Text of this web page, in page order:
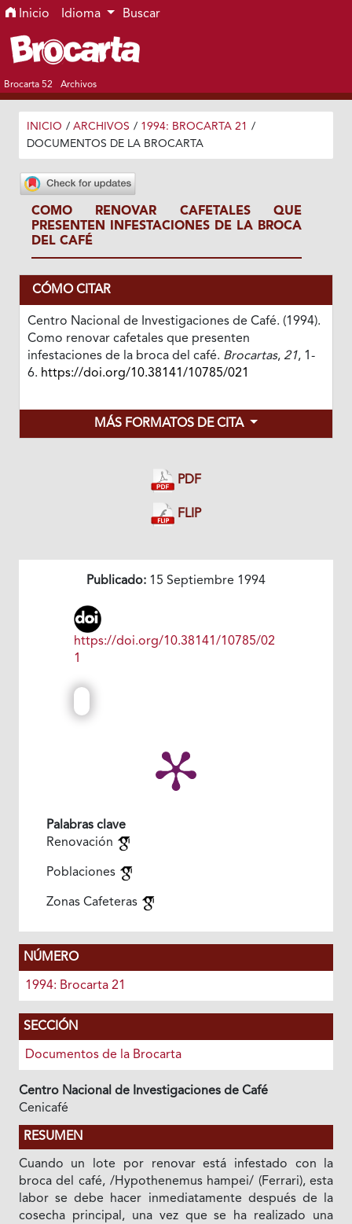
Ir al menú de navegación principal
Ir al contenido principal
Ir al pie de página del sitio
Inicio Idioma Buscar
Brocarta 52 Archivos
INICIO / ARCHIVOS / 1994: BROCARTA 21
/
DOCUMENTOS DE LA BROCARTA
COMO RENOVAR CAFETALES QUE
PRESENTEN INFESTACIONES DE LA BROCA
DEL CAFÉ
CÓMO CITAR
Centro Nacional de Investigaciones de Café. (1994).
Como renovar cafetales que presenten
infestaciones de la broca del café. Brocartas, 21, 1-
6. https://doi.org/10.38141/10785/021
MÁS FORMATOS DE CITA
PDF
FLIP
Publicado: 15 Septiembre 1994
https://doi.org/10.38141/10785/02
1
Palabras clave
Renovación
Poblaciones
Zonas Cafeteras
NÚMERO
1994: Brocarta 21
SECCIÓN
Documentos de la Brocarta
Centro Nacional de Investigaciones de Café
Cenicafé
RESUMEN
Cuando un lote por renovar está infestado con la
broca del café, /Hypothenemus hampei/ (Ferrari), esta
labor se debe hacer inmediatamente después de la
cosecha principal, una vez que se ha realizado una